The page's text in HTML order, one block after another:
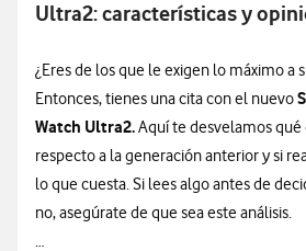
Ultra2: características y
¿Eres de los que le exigen lo máximo a
Entonces, tienes una cita con el nuevo
Watch Ultra2.Aquí te desvelamos qué
respecto a la generación anterior y si
lo que cuesta. Si lees algo antes de
no, asegúrate de que sea este análisis.